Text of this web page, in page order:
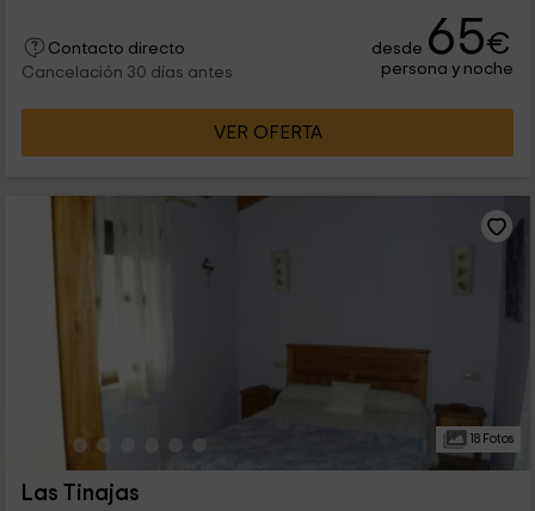
Contacto directo
Cancelación 30 días antes
desde 65€
persona y noche
VER OFERTA
18 Fotos
Las Tinajas